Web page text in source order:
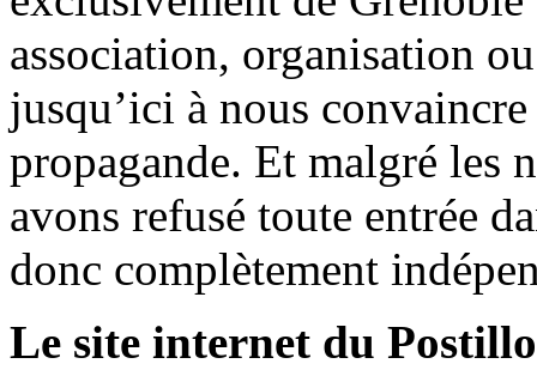
association, organisation
jusqu’ici à nous
propagande. Et malgré les
avons refusé toute entrée
donc complètement
Le site internet du